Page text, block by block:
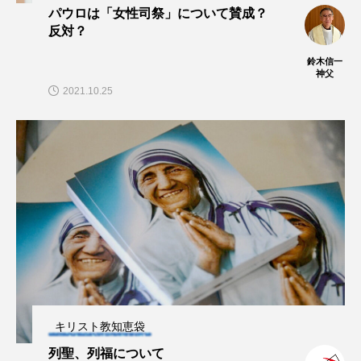
パウロは「女性司祭」について賛成？
反対？
鈴木信一
神父
2021.10.25
キリスト教知恵袋
列聖、列福について